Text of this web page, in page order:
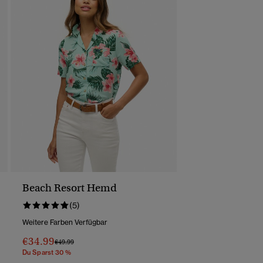
Beach Resort Hemd
(5)
Weitere Farben Verfügbar
€34.99Preis Wurde Reduziert Von
€49.99Bis
Du Sparst 30 %